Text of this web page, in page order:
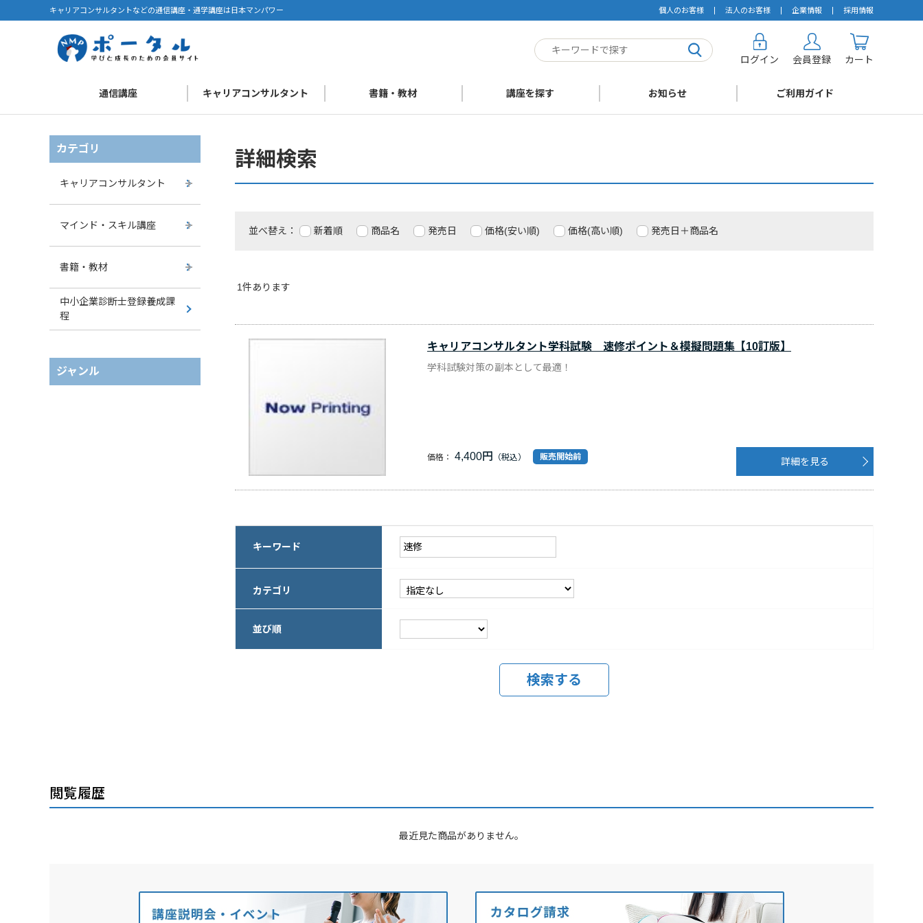
キャリアコンサルタントなどの通信講座・通学講座は日本マンパワー 個人のお客様 法人のお客様 企業情報 採用情報
ログイン 会員登録 カート
通信講座 キャリアコンサルタント 書籍・教材 講座を探す お知らせ ご利用ガイド
カテゴリ
キャリアコンサルタント
マインド・スキル講座
書籍・教材
中小企業診断士登録養成課
程
ジャンル
詳細検索
並べ替え： 新着順 商品名 発売日 価格(安い順) 価格(高い順) 発売日＋商品名
1件あります
キャリアコンサルタント学科試験 速修ポイント＆模擬問題集【10訂版】
学科試験対策の副本として最適！
販売開始前
価格： 4,400円 詳細を見る
キーワード
カテゴリ
並び順
閲覧履歴
最近見た商品がありません。